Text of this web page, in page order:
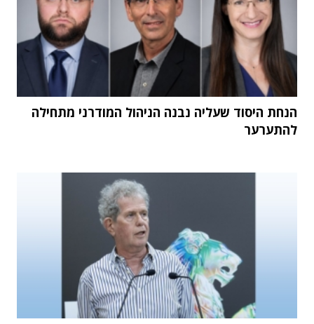
הנחת היסוד שעליה נבנה הניהול המודרני מתחילה
להתערער